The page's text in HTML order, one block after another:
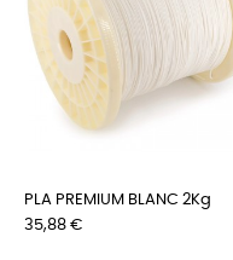
PLA PREMIUM BLANC 2Kg
Preis
35,88 €